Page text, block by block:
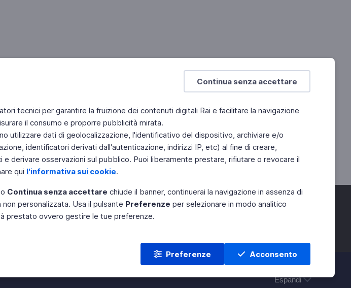
Continua senza accettare
tecnici per garantire la fruizione dei contenuti digitali Rai e facilitare la navigazione
il consumo e proporre pubblicità mirata.
utilizzare dati di geolocalizzazione, l'identificativo del dispositivo, archiviare e/o
identificatori derivati dall'autenticazione, indirizzi IP, etc) al fine di creare,
derivare osservazioni sul pubblico. Puoi liberamente prestare, rifiutare o revocare il
qui l'informativa sui cookie.
Continua senza accettare chiude il banner, continuerai la navigazione in assenza di
personalizzata. Usa il pulsante Preferenze per selezionare in modo analitico
prestato ovvero gestire le tue preferenze.
Preferenze Acconsento